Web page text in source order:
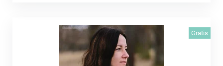
Gratis